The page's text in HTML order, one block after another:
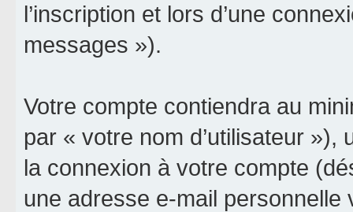
l’inscription et lors d’une
messages »).
Votre compte contiendra au
par « votre nom d’utilisateur
la connexion à votre compte
une adresse e-mail